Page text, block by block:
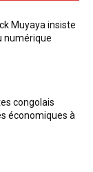
Muyaya insiste
numérique
congolais
économiques à